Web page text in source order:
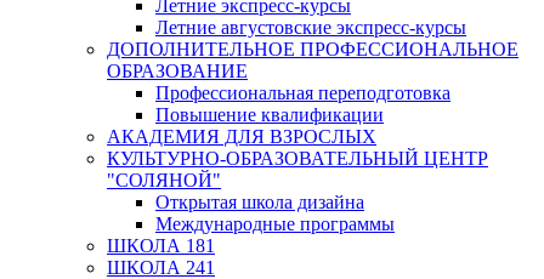
Летние экспресс-курсы
Летние августовские экспресс-курсы
ДОПОЛНИТЕЛЬНОЕ ПРОФЕССИОНАЛЬНОЕ
ОБРАЗОВАНИЕ
Профессиональная переподготовка
Повышение квалификации
АКАДЕМИЯ ДЛЯ ВЗРОСЛЫХ
КУЛЬТУРНО-ОБРАЗОВАТЕЛЬНЫЙ ЦЕНТР
"СОЛЯНОЙ"
Открытая школа дизайна
Международные программы
ШКОЛА 181
ШКОЛА 241